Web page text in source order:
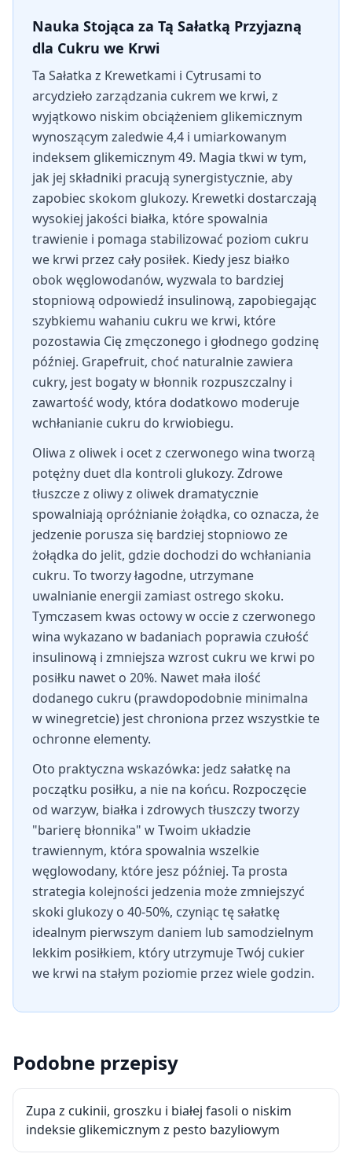
Nauka Stojąca za Tą Sałatką Przyjazną
dla Cukru we Krwi
Ta Sałatka z Krewetkami i Cytrusami to
arcydzieło zarządzania cukrem we krwi, z
wyjątkowo niskim obciążeniem glikemicznym
wynoszącym zaledwie 4,4 i umiarkowanym
indeksem glikemicznym 49. Magia tkwi w tym,
jak jej składniki pracują synergistycznie, aby
zapobiec skokom glukozy. Krewetki dostarczają
wysokiej jakości białka, które spowalnia
trawienie i pomaga stabilizować poziom cukru
we krwi przez cały posiłek. Kiedy jesz białko
obok węglowodanów, wyzwala to bardziej
stopniową odpowiedź insulinową, zapobiegając
szybkiemu wahaniu cukru we krwi, które
pozostawia Cię zmęczonego i głodnego godzinę
później. Grapefruit, choć naturalnie zawiera
cukry, jest bogaty w błonnik rozpuszczalny i
zawartość wody, która dodatkowo moderuje
wchłanianie cukru do krwiobiegu.
Oliwa z oliwek i ocet z czerwonego wina tworzą
potężny duet dla kontroli glukozy. Zdrowe
tłuszcze z oliwy z oliwek dramatycznie
spowalniają opróżnianie żołądka, co oznacza, że
jedzenie porusza się bardziej stopniowo ze
żołądka do jelit, gdzie dochodzi do wchłaniania
cukru. To tworzy łagodne, utrzymane
uwalnianie energii zamiast ostrego skoku.
Tymczasem kwas octowy w occie z czerwonego
wina wykazano w badaniach poprawia czułość
insulinową i zmniejsza wzrost cukru we krwi po
posiłku nawet o 20%. Nawet mała ilość
dodanego cukru (prawdopodobnie minimalna
w winegretcie) jest chroniona przez wszystkie te
ochronne elementy.
Oto praktyczna wskazówka: jedz sałatkę na
początku posiłku, a nie na końcu. Rozpoczęcie
od warzyw, białka i zdrowych tłuszczy tworzy
"barierę błonnika" w Twoim układzie
trawiennym, która spowalnia wszelkie
węglowodany, które jesz później. Ta prosta
strategia kolejności jedzenia może zmniejszyć
skoki glukozy o 40-50%, czyniąc tę sałatkę
idealnym pierwszym daniem lub samodzielnym
lekkim posiłkiem, który utrzymuje Twój cukier
we krwi na stałym poziomie przez wiele godzin.
Podobne przepisy
Zupa z cukinii, groszku i białej fasoli o niskim
indeksie glikemicznym z pesto bazyliowym